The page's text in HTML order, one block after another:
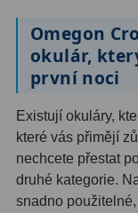
Barlow 3x12
Barlow 4x3
Barlow 5x 8
Převracecí4
Hledáčky28
Omegon
okulár,
první noci
Existují okuláry,
které vás přimějí
nechcete přestat
druhé kategorie.
snadno